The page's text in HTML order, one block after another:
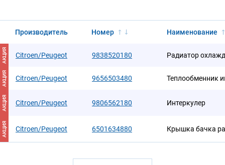
Производитель Номер Наименование
АКЦИЯ Citroen/Peugeot 9838520180 Радиатор
АКЦИЯ Citroen/Peugeot 9656503480 Теплообменник
АКЦИЯ Citroen/Peugeot 9806562180 Интеркулер
АКЦИЯ Citroen/Peugeot 6501634880 Крышка бачка